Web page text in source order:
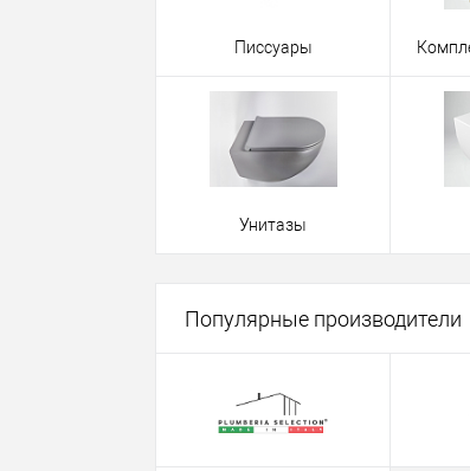
Писсуары
Унитазы
Популярные производители